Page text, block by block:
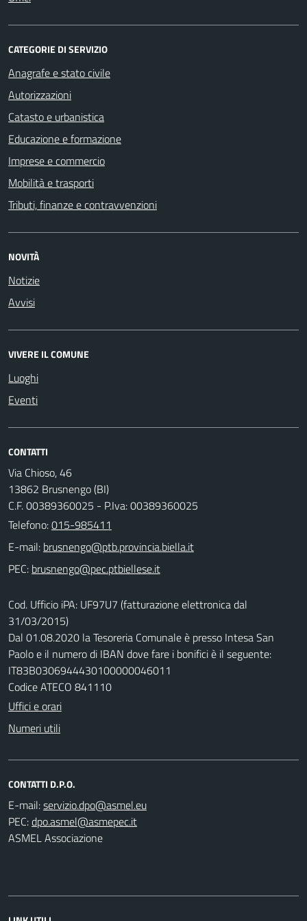
CATEGORIE DI SERVIZIO
Anagrafe e stato civile
Autorizzazioni
Catasto e urbanistica
Educazione e formazione
Imprese e commercio
Mobilità e trasporti
Tributi, finanze e contravvenzioni
NOVITÀ
Notizie
Avvisi
VIVERE IL COMUNE
Luoghi
Eventi
CONTATTI
Via Chioso, 46
13862 Brusnengo (BI)
C.F. 00389360025 - P.Iva: 00389360025
Telefono:015-985411
E-mail:
PEC:
Cod. Ufficio iPA: UF97U7 (fatturazione elettronica dal
31/03/2015)
Dal 01.08.2020 la Tesoreria Comunale è presso Intesa San
Paolo e il numero di IBAN dove fare i bonifici è il seguente:
IT83B0306944430100000046011
Codice ATECO 841110
Uffici e orari
Numeri utili
CONTATTI D.P.O.
E-mail:
PEC:
ASMEL Associazione